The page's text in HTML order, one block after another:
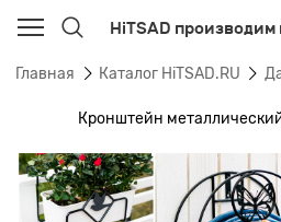
HiTSAD производим
Главная Каталог HiTSAD.RU
Кронштейн